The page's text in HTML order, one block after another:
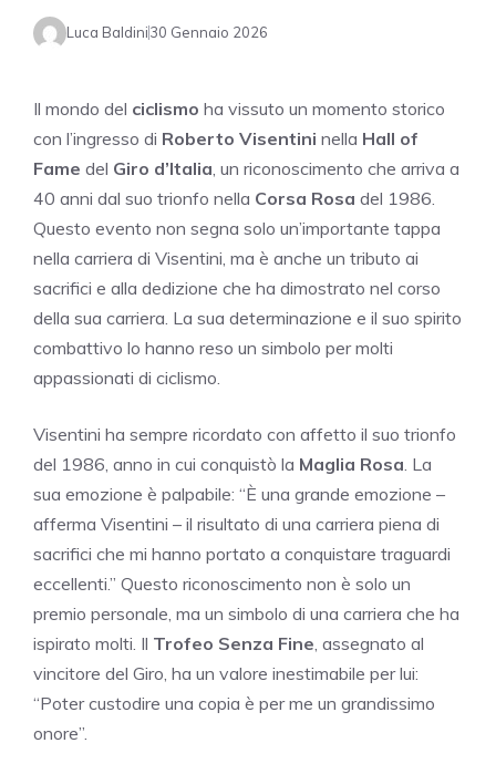
Luca Baldini30 Gennaio 2026
Il mondo del ciclismo ha vissuto un momento storico
con l’ingresso di Roberto Visentini nella Hall of
Fame del Giro d’Italia , un riconoscimento che arriva a
40 anni dal suo trionfo nella Corsa Rosa del 1986.
Questo evento non segna solo un’importante tappa
nella carriera di Visentini, ma è anche un tributo ai
sacrifici e alla dedizione che ha dimostrato nel corso
della sua carriera. La sua determinazione e il suo spirito
combattivo lo hanno reso un simbolo per molti
appassionati di ciclismo.
Visentini ha sempre ricordato con affetto il suo trionfo
del 1986, anno in cui conquistò la Maglia Rosa . La
sua emozione è palpabile: “È una grande emozione –
afferma Visentini – il risultato di una carriera piena di
sacrifici che mi hanno portato a conquistare traguardi
eccellenti.” Questo riconoscimento non è solo un
premio personale, ma un simbolo di una carriera che ha
ispirato molti. Il Trofeo Senza Fine , assegnato al
vincitore del Giro, ha un valore inestimabile per lui:
“Poter custodire una copia è per me un grandissimo
onore”.